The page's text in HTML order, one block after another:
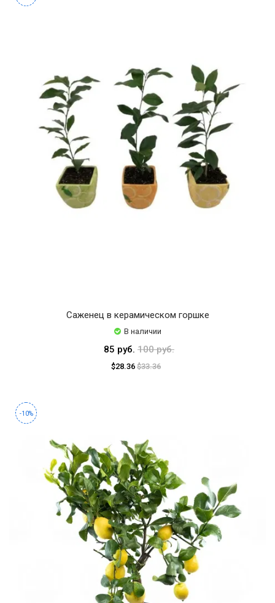
Саженец в керамическом горшке
В наличии
85 руб. 100 руб.
$28.36 $33.36
-10%